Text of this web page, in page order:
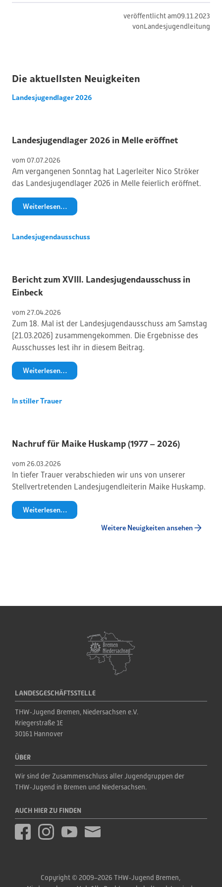
veröffentlicht am09.11.2023
vonLandesjugendleitung
Die aktuellsten Neuigkeiten
Landesjugendlager 2026
Landesjugendlager 2026 in Melle eröffnet
vom 07.07.2026
Am vergangenen Sonntag hat Lagerleiter Nico Ströker
das Landesjugendlager 2026 in Melle feierlich eröffnet.
Weiterlesen…
Landesjugendausschuss
Bericht zum XVIII. Landesjugendausschuss in
Einbeck
vom 27.04.2026
Zum 18. Mal ist der Landesjugendausschuss am Samstag
(21.03.2026) zusammengekommen. Die Ergebnisse des
Ausschusses lest ihr in diesem Beitrag.
Weiterlesen…
In stiller Trauer
Nachruf für Maike Huskamp (1977 – 2026)
vom 26.03.2026
In tiefer Trauer verabschieden wir uns von unserer
Stellvertretenden Landesjugendleiterin Maike Huskamp.
Weiterlesen…
Weitere Neuigkeiten ansehen
LANDESGESCHÄFTSSTELLE
THW‑Jugend Bremen, Niedersachsen e.V.
Kriegerstraße 1E
30161 Hannover
ÜBER
Wir sind der Zusammenschluss aller Jugendgruppen der
THW‑Jugend in Bremen und Niedersachsen.
AUCH HIER ZU FINDEN
Copyright © 2009–2026 THW‑Jugend Bremen,